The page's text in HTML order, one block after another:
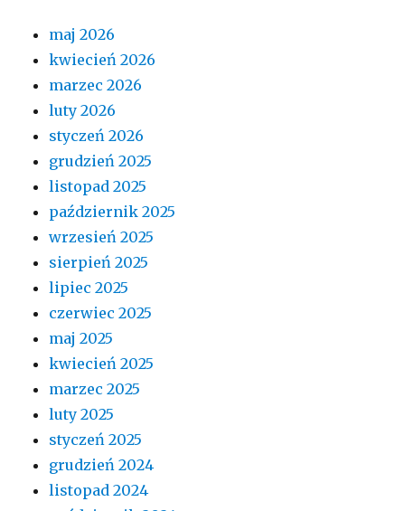
maj 2026
kwiecień 2026
marzec 2026
luty 2026
styczeń 2026
grudzień 2025
listopad 2025
październik 2025
wrzesień 2025
sierpień 2025
lipiec 2025
czerwiec 2025
maj 2025
kwiecień 2025
marzec 2025
luty 2025
styczeń 2025
grudzień 2024
listopad 2024